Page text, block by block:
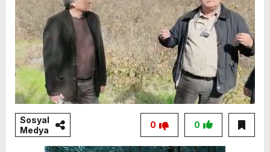
Sosyal
Medya
0
0